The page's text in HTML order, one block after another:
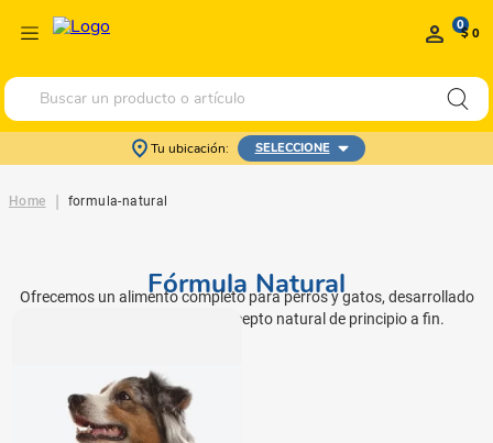
0$ 0
Buscar un producto o artículo
Tu ubicación: SELECCIONE
Home | formula-natural
Fórmula Natural
Ofrecemos un alimento completo para perros y gatos, desarrollado
por veterinarios con un concepto natural de principio a fin.